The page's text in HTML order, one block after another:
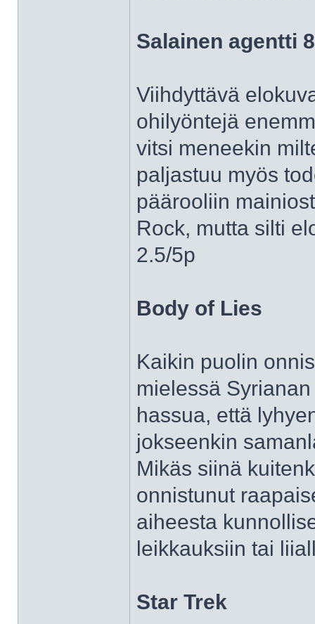
Salainen agentti
Viihdyttävä
ohilyöntejä
vitsi meneekin
paljastuu myös
päärooliin
Rock, mutta silti
2.5/5p
Body of Lies
Kaikin puolin
mielessä
hassua, että
jokseenkin
Mikäs siinä
onnistunut
aiheesta
leikkauksiin tai
Star Trek